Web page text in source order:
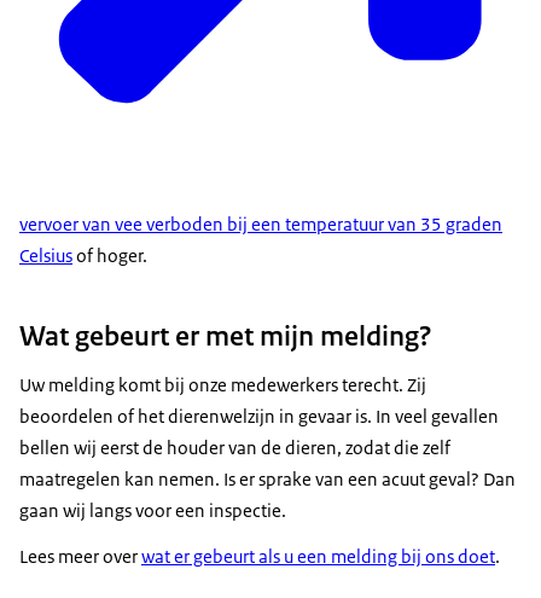
vervoer van vee verboden bij een temperatuur van 35 graden
Celsiusof hoger.
Wat gebeurt er met mijn melding?
Uw melding komt bij onze medewerkers terecht. Zij
beoordelen of het dierenwelzijn in gevaar is. In veel gevallen
bellen wij eerst de houder van de dieren, zodat die zelf
maatregelen kan nemen. Is er sprake van een acuut geval? Dan
gaan wij langs voor een inspectie.
Lees meer overwat er gebeurt als u een melding bij ons doet.